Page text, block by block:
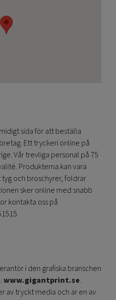
sida för att beställa
Ett tryckeri online på
Vår trevliga personal på 75
Produkterna kan vara
och broschyrer, foldrar
sker online med snabb
kontakta oss på
i den grafiska branschen
www.gigantprint.se.
av tryckt media och är en av